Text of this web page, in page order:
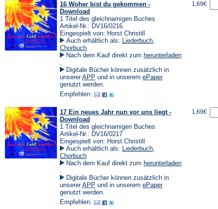
16 Woher bist du gekommen -
Download
1 Titel des gleichnamigen Buches
Artikel-Nr.: DV16/0216
Eingespielt von: Horst Christill
Auch erhältlich als: Liederbuch,
Chorbuch
Nach dem Kauf direkt zum herunterladen
in
einem
neuen
Tab)
.
Digitale Bücher können zusätzlich in
unsererAPP (Öffnet
in
neuen
und in unserem ePaper(Öffnet
genutzt werden.
Empfehlen:
1,69€
17 Ein neues Jahr nun vor uns liegt -
Download
1 Titel des gleichnamigen Buches
Artikel-Nr.: DV16/0217
Eingespielt von: Horst Christill
Auch erhältlich als: Liederbuch,
Chorbuch
Nach dem Kauf direkt zum herunterladen
in
einem
neuen
Tab)
.
Digitale Bücher können zusätzlich in
unsererAPP (Öffnet
in
neuen
und in unserem ePaper(Öffnet
genutzt werden.
Empfehlen:
1,69€